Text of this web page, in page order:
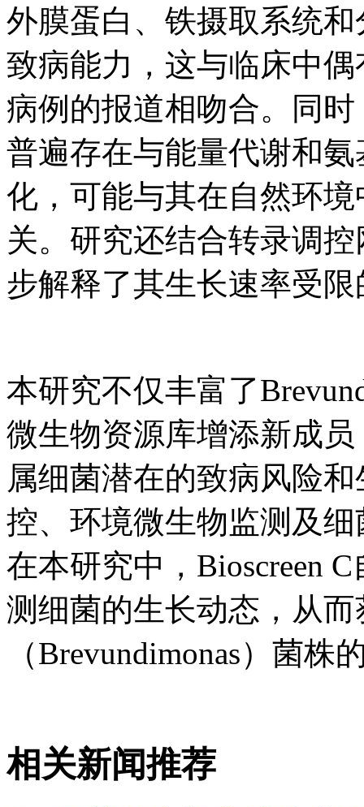
外膜蛋白、铁摄取系统
致病能力，这与临床中
病例的报道相吻合。同
普遍存在与能量代谢和
化，可能与其在自然环
关。研究还结合转录调
步解释了其生长速率受
本研究不仅丰富了
微生物资源库增添新成
属细菌潜在的致病风险
控、环境微生物监测及
在本研究中，Bioscreen
测细菌的生长动态，从
（Brevundimonas）菌株
相关新闻推荐